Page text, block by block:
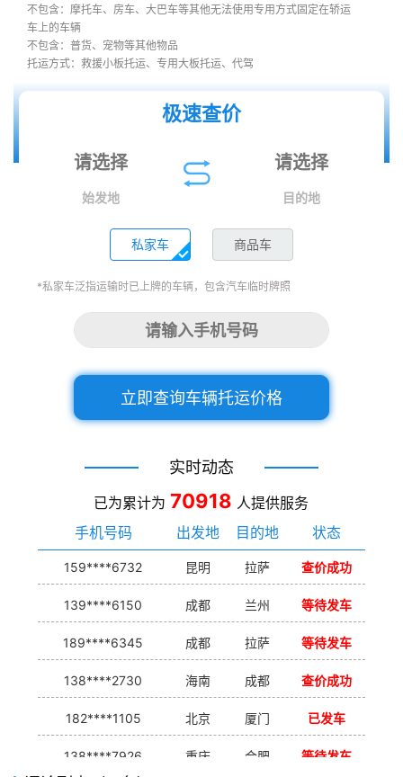
不包含：摩托车、房车、大巴车等其他无法使用专用方式固定在轿运
车上的车辆
不包含：普货、宠物等其他物品
托运方式：救援小板托运、专用大板托运、代驾
极速查价
始发地 目的地
私家车 商品车
*私家车泛指运输时已上牌的车辆，包含汽车临时牌照
立即查询车辆托运价格
实时动态
已为累计为 70918 人提供服务
手机号码
出发地 目的地 状态
159****6732 昆明 拉萨 查价成功
139****6150 成都 兰州 等待发车
189****6345 成都 拉萨 等待发车
138****2730 海南 成都 查价成功
182****1105 北京 厦门 已发车
138****7926 重庆 合肥 等待发车